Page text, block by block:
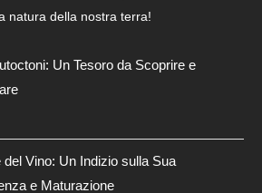
natura della nostra terra!
Un Tesoro da Scoprire e
del Vino: Un Indizio sulla Sua
e Maturazione